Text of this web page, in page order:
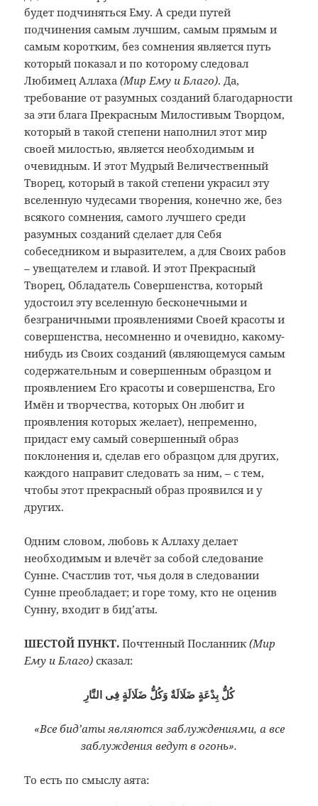
будет подчиняться Ему. А среди путей
подчинения самым лучшим, самым прямым и
самым коротким, без сомнения является путь
который показал и по которому следовал
Любимец Аллаха(Мир Ему и Благо). Да,
требование от разумных созданий благодарности
за эти блага Прекрасным Милостивым Творцом,
который в такой степени наполнил этот мир
своей милостью, является необходимым и
очевидным. И этот Мудрый Величественный
Творец, который в такой степени украсил эту
вселенную чудесами творения, конечно же, без
всякого сомнения, самого лучшего среди
разумных созданий сделает для Себя
собеседником и выразителем, а для Своих рабов
– увещателем и главой. И этот Прекрасный
Творец, Обладатель Совершенства, который
удостоил эту вселенную бесконечными и
безграничными проявлениями Своей красоты и
совершенства, несомненно и очевидно, какому-
нибудь из Своих созданий (являющемуся самым
содержательным и совершенным образцом и
проявлением Его красоты и совершенства, Его
Имён и творчества, которых Он любит и
проявления которых желает), непременно,
придаст ему самый совершенный образ
поклонения и, сделав его образцом для других,
каждого направит следовать за ним, – с тем,
чтобы этот прекрасный образ проявился и у
других.
Одним словом, любовь к Аллаху делает
необходимым и влечёт за собой следование
Сунне. Счастлив тот, чья доля в следовании
Сунне преобладает; и горе тому, кто не оценив
Сунну, входит в бид’аты.
ШЕСТОЙ ПУНКТ.Почтенный Посланник(Мир
Ему и Благо)сказал:
كُلُّ بِدْعَةٍ ضَلَالَةٌ وَكُلُّ ضَلَالَةٍ فِى النَّارِ
«Все бид’аты являются заблуждениями, а все
заблуждения ведут в огонь».
То есть по смыслу аята: